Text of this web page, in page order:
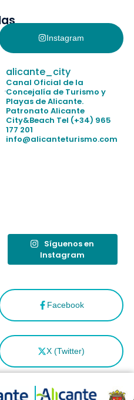
Instagram
Facebook
X (Twitter)
alicante_city
Canal Oficial de la
Concejalía de Turismo y
Playas de Alicante.
Patronato Alicante
City&Beach Tel (+34) 965
177 201
info@alicanteturismo.com
Síguenos en
Instagram